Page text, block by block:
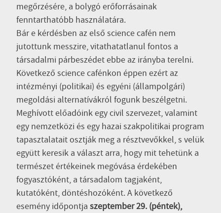
megőrzésére, a bolygó erőforrásainak
fenntarthatóbb használatára.
Bár e kérdésben az első science cafén nem
jutottunk messzire, vitathatatlanul fontos a
társadalmi párbeszédet ebbe az irányba terelni.
Következő science cafénkon éppen ezért az
intézményi (politikai) és egyéni (állampolgári)
megoldási alternatívákról fogunk beszélgetni.
Meghívott előadóink egy civil szervezet, valamint
egy nemzetközi és egy hazai szakpolitikai program
tapasztalatait osztják meg a résztvevőkkel, s velük
együtt keresik a választ arra, hogy mit tehetünk a
természet értékeinek megóvása érdekében
fogyasztóként, a társadalom tagjaként,
kutatóként, döntéshozóként. A következő
esemény időpontja szeptember 29. (péntek),